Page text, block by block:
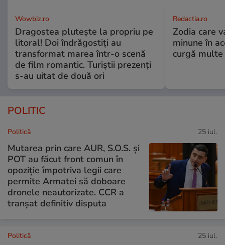
Wowbiz.ro
Dragostea plutește la propriu pe
litoral! Doi îndrăgostiți au
transformat marea într-o scenă
de film romantic. Turiștii prezenți
s-au uitat de două ori
Redactia.ro
Zodia care
minune în
curgă
POLITIC
Politică 25 iul.
Mutarea prin care AUR, S.O.S. și
POT au făcut front comun în
opoziție împotriva legii care
permite Armatei să doboare
dronele neautorizate. CCR a
tranșat definitiv disputa
Politică 25 iul.